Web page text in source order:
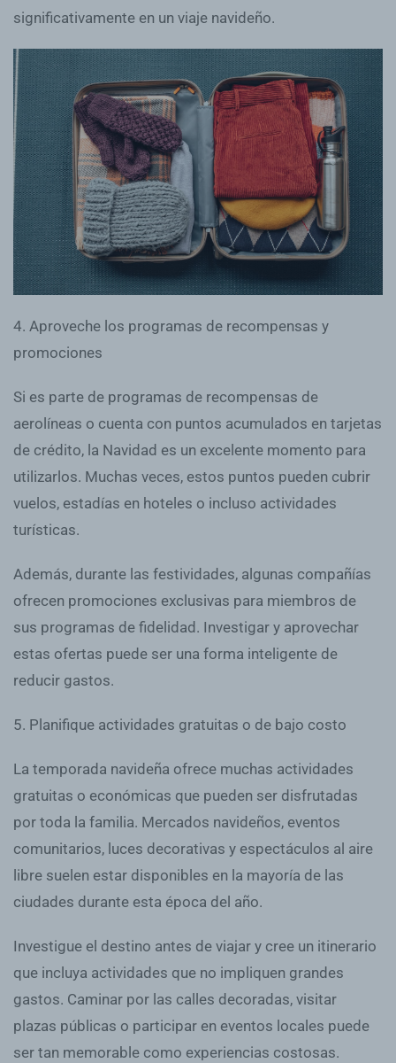
significativamente en un viaje navideño.
4. Aproveche los programas de recompensas y
promociones
Si es parte de programas de recompensas de
aerolíneas o cuenta con puntos acumulados en tarjetas
de crédito, la Navidad es un excelente momento para
utilizarlos. Muchas veces, estos puntos pueden cubrir
vuelos, estadías en hoteles o incluso actividades
turísticas.
Además, durante las festividades, algunas compañías
ofrecen promociones exclusivas para miembros de
sus programas de fidelidad. Investigar y aprovechar
estas ofertas puede ser una forma inteligente de
reducir gastos.
5. Planifique actividades gratuitas o de bajo costo
La temporada navideña ofrece muchas actividades
gratuitas o económicas que pueden ser disfrutadas
por toda la familia. Mercados navideños, eventos
comunitarios, luces decorativas y espectáculos al aire
libre suelen estar disponibles en la mayoría de las
ciudades durante esta época del año.
Investigue el destino antes de viajar y cree un itinerario
que incluya actividades que no impliquen grandes
gastos. Caminar por las calles decoradas, visitar
plazas públicas o participar en eventos locales puede
ser tan memorable como experiencias costosas.